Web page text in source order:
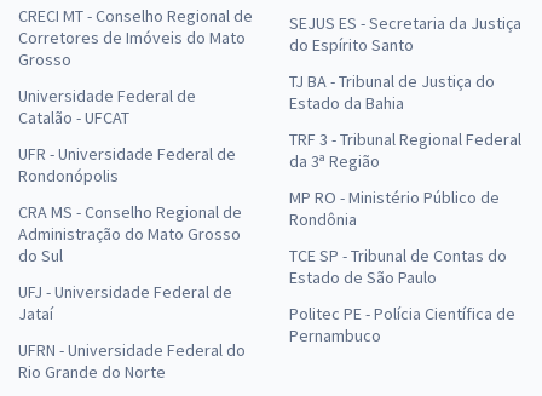
CRECI MT - Conselho Regional de
Corretores de Imóveis do Mato
Grosso
Universidade Federal de
Catalão - UFCAT
UFR - Universidade Federal de
Rondonópolis
CRA MS - Conselho Regional de
Administração do Mato Grosso
do Sul
UFJ - Universidade Federal de
Jataí
UFRN - Universidade Federal do
Rio Grande do Norte
SEJUS ES - Secretaria da Justiça
do Espírito Santo
TJ BA - Tribunal de Justiça do
Estado da Bahia
TRF 3 - Tribunal Regional Federal
da 3ª Região
MP RO - Ministério Público de
Rondônia
TCE SP - Tribunal de Contas do
Estado de São Paulo
Politec PE - Polícia Científica de
Pernambuco